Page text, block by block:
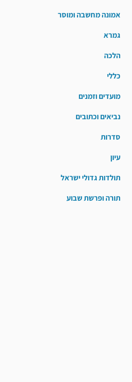
אמונה מחשבה ומוסר
גמרא
הלכה
כללי
מועדים וזמנים
נביאים וכתובים
סדרות
עיון
תולדות גדולי ישראל
תורה ופרשת שבוע